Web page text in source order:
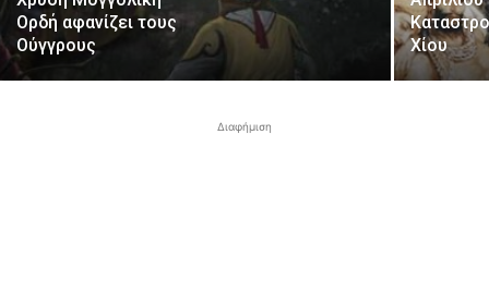
Ορδή αφανίζει τους
Ούγγρους
Χίου
Διαφήμιση